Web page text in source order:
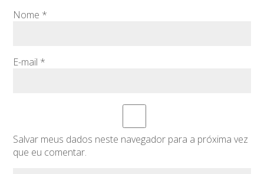
Nome *
E-mail *
Salvar meus dados neste navegador para a próxima vez
que eu comentar.